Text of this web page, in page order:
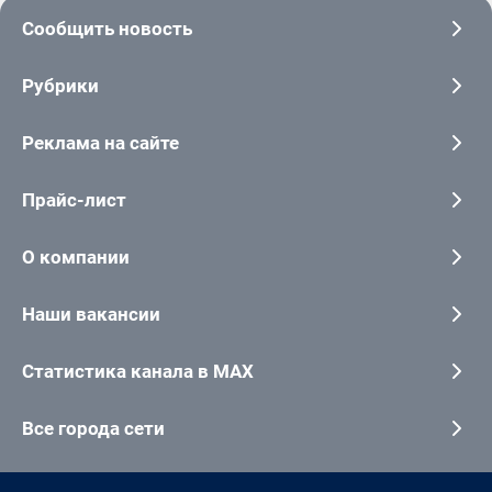
Сообщить новость
Рубрики
Реклама на сайте
Прайс-лист
О компании
Наши вакансии
Статистика канала в MAX
Все города сети